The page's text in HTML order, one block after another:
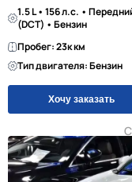
1.5 L • 156 л.с. •
(DCT) • Бензин
Пробег: 23к км
Тип двигателя: Бензин
Хочу заказать